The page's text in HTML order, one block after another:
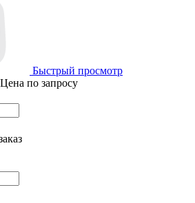
Быстрый просмотр
Цена по запросу